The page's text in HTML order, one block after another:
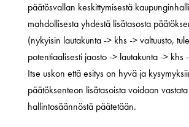
päätösvallan keskittymisestä
mahdollisesta yhdestä lisätasosta
(nykyisin lautakunta -> khs -> valtuusto,
potentiaalisesti jaosto -> lautakunta -> khs
Itse uskon että esitys on hyvä ja
päätöksenteon lisätasoista voidaan
hallintosäännöstä päätetään.